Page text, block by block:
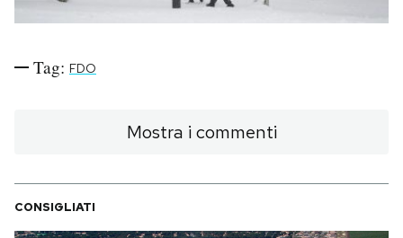
AREA PERSONALE
Tag: FDO
Mostra i commenti
CONSIGLIATI